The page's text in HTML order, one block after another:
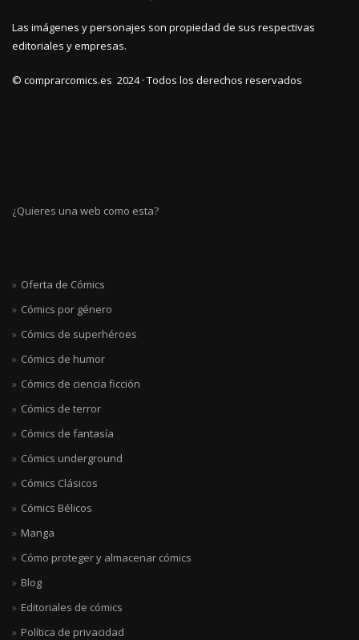
Las imágenes y personajes son propiedad de sus respectivas
editoriales y empresas.
© comprarcomics.es 2024 · Todos los derechos reservados
¿Quieres una web como esta?
Oferta de Cómics
Cómics por género
Cómics de superhéroes
Cómics de humor
Cómics de ciencia ficción
Cómics de terror
Cómics de fantasía
Cómics underground
Cómics Clásicos
Cómics Bélicos
Manga
Cómo proteger y almacenar cómics
Blog
Editoriales de cómics
Política de privacidad